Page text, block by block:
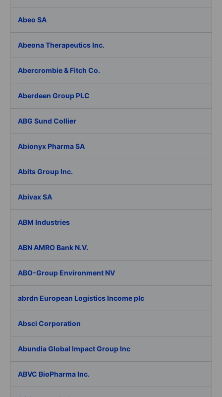
Abeo SA
Abeona Therapeutics Inc.
Abercrombie & Fitch Co.
Aberdeen Group PLC
ABG Sund Collier
Abionyx Pharma SA
Abits Group Inc.
Abivax SA
ABM Industries
ABN AMRO Bank N.V.
ABO-Group Environment NV
abrdn European Logistics Income plc
Absci Corporation
Abundia Global Impact Group Inc
ABVC BioPharma Inc.